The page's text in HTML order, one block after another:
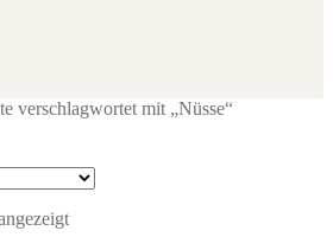
verschlagwortet mit „Nüsse“